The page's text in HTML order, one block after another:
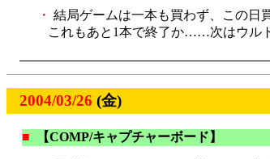
・ 結局ゲームは一本も買わず、この日
これもあと1本で終了か……次はウル
2004/03/26 (金)
■ 【COMP/キャプチャーボード】